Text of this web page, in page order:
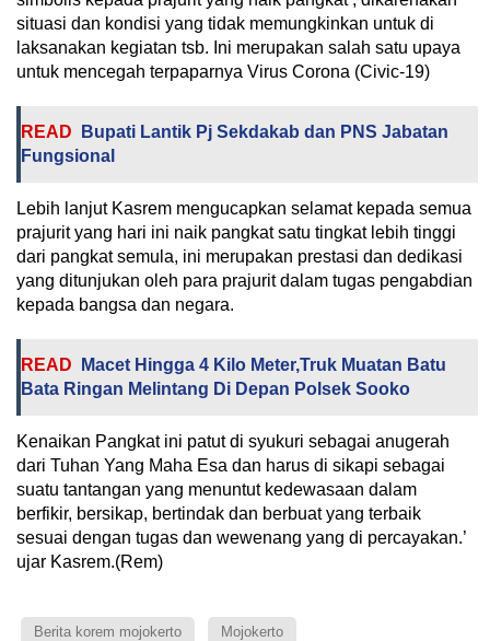
situasi dan kondisi yang tidak memungkinkan untuk di
laksanakan kegiatan tsb. Ini merupakan salah satu upaya
untuk mencegah terpaparnya Virus Corona (Civic-19)
READ
Bupati Lantik Pj Sekdakab dan PNS Jabatan
Fungsional
Lebih lanjut Kasrem mengucapkan selamat kepada semua
prajurit yang hari ini naik pangkat satu tingkat lebih tinggi
dari pangkat semula, ini merupakan prestasi dan dedikasi
yang ditunjukan oleh para prajurit dalam tugas pengabdian
kepada bangsa dan negara.
READ
Macet Hingga 4 Kilo Meter,Truk Muatan Batu
Bata Ringan Melintang Di Depan Polsek Sooko
Kenaikan Pangkat ini patut di syukuri sebagai anugerah
dari Tuhan Yang Maha Esa dan harus di sikapi sebagai
suatu tantangan yang menuntut kedewasaan dalam
berfikir, bersikap, bertindak dan berbuat yang terbaik
sesuai dengan tugas dan wewenang yang di percayakan.’
ujar Kasrem.(Rem)
Berita korem mojokerto Mojokerto